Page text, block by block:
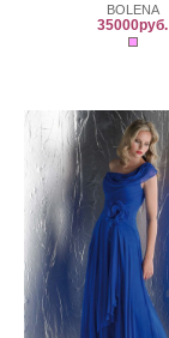
BOLENA
35000руб.